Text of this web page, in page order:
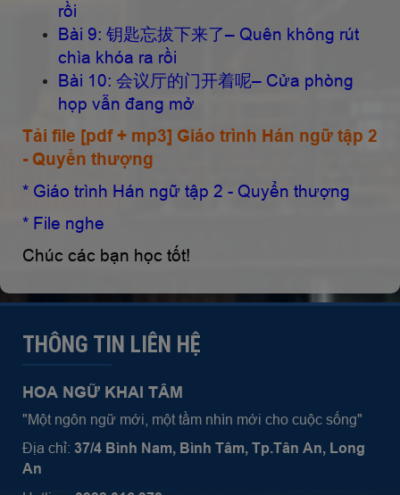
rồi
Bài 9: 钥匙忘拔下来了– Quên không rút
chìa khóa ra rồi
Bài 10: 会议厅的门开着呢– Cửa phòng
họp vẫn đang mở
Tải file [pdf + mp3] Giáo trình Hán ngữ tập 2
- Quyển thượng
* Giáo trình Hán ngữ tập 2 - Quyển thượng
* File nghe
Chúc các bạn học tốt!
THÔNG TIN LIÊN HỆ
HOA NGỮ KHAI TÂM
"Một ngôn ngữ mới, một tầm nhìn mới cho cuộc sống"
Địa chỉ: 37/4 Bình Nam, Bình Tâm, Tp.Tân An, Long
An